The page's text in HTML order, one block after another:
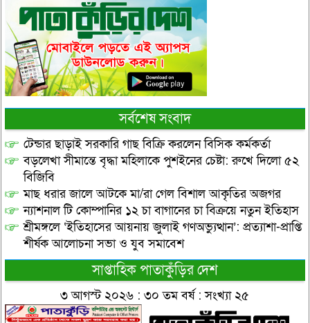
সর্বশেষ সংবাদ
টেন্ডার ছাড়াই সরকারি গাছ বিক্রি করলেন বিসিক কর্মকর্তা
বড়লেখা সীমান্তে বৃদ্ধা মহিলাকে পুশইনের চেষ্টা: রুখে দিলো ৫২
বিজিবি
মাছ ধরার জালে আটকে মা/রা গেল বিশাল আকৃতির অজগর
ন্যাশনাল টি কোম্পানির ১২ চা বাগানের চা বিক্রয়ে নতুন ইতিহাস
শ্রীমঙ্গলে ‘ইতিহাসের আয়নায় জুলাই গণঅভ্যুত্থান’: প্রত্যাশা-প্রাপ্তি
শীর্ষক আলোচনা সভা ও যুব সমাবেশ
সাপ্তাহিক পাতাকুঁড়ির দেশ
৩ আগস্ট ২০২৬ : ৩০ তম বর্ষ : সংখ্যা ২৫